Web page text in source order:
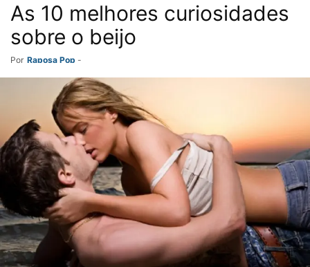
As 10 melhores curiosidades
sobre o beijo
Por Raposa Pop -